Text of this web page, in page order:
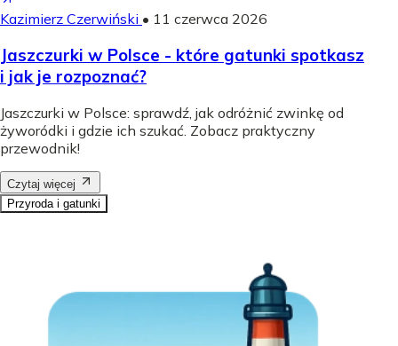
Kazimierz Czerwiński • 11 czerwca 2026
Jaszczurki w Polsce - które gatunki spotkasz
i jak je rozpoznać?
Jaszczurki w Polsce: sprawdź, jak odróżnić zwinkę od
żyworódki i gdzie ich szukać. Zobacz praktyczny
przewodnik!
Czytaj więcej
Przyroda i gatunki